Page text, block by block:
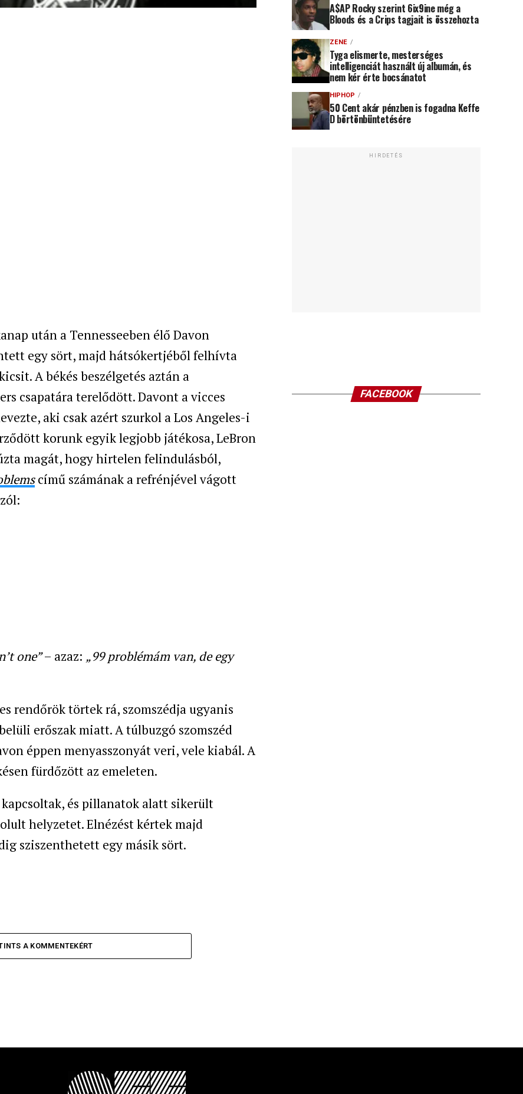
után a Tennesseeben élő Davon
egy sört, majd hátsókertjéből felhívta
A békés beszélgetés aztán a
csapatára terelődött. Davont a vicces
aki csak azért szurkol a Los Angeles-i
korunk egyik legjobb játékosa, LeBron
magát, hogy hirtelen felindulásból,
című számának a refrénjével vágott
one”– azaz: „99 problémám van, de egy
rendőrök törtek rá, szomszédja ugyanis
erőszak miatt. A túlbuzgó szomszéd
éppen menyasszonyát veri, vele kiabál. A
fürdőzött az emeleten.
és pillanatok alatt sikerült
helyzetet. Elnézést kértek majd
sziszenthetett egy másik sört.
A KOMMENTEKÉRT
A$AP Rocky szerint 6ix9ine még a
Bloods és a Crips tagjait is összehozta
ZENE
Tyga elismerte, mesterséges
intelligenciát használt új albumán, és
nem kér érte bocsánatot
HIPHOP
50 Cent akár pénzben is fogadna Keffe
D börtönbüntetésére
HIRDETÉS
FACEBOOK